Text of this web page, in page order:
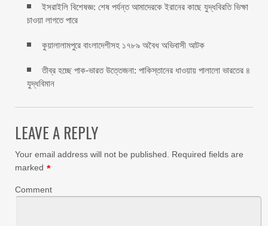
ইসরাইলি বিশেষজ্ঞ: শেষ পর্যন্ত আমাদেরকে ইরানের কাছে যুদ্ধবিরতি ভিক্ষা
চাওয়া লাগতে পারে
কুয়ালালামপুরে বাংলাদেশীসহ ১৭৮৯ অবৈধ অভিবাসী আটক
তীব্র হচ্ছে পাক-ভারত উত্তেজনা: পাকিস্তানের ধাওয়ায় পালালো ভারতের ৪
যুদ্ধবিমান
LEAVE A REPLY
Your email address will not be published. Required fields are
marked *
Comment